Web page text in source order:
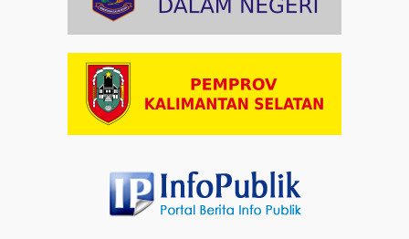
Indonesia
Dalam Zikir dan Doa Kebangsaan, Tio Menemukan
Makna Keberagaman
Artikel 01-08-2026 18:00
Kebangsaan di Monas
31-07-2026 16:04